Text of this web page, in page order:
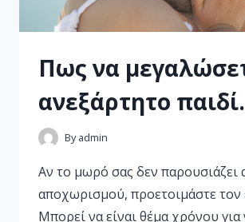
Πως να
ανεξάρτητο παιδί.
By admin
Αν το μωρό σας δεν παρουσιάζει
αποχωρισμού, προετοιμάστε τον
Μπορεί να είναι θέμα χρόνου για